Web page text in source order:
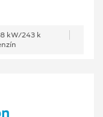
kW/243 k